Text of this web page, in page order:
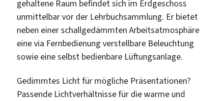
gehaltene Raum befindet sich im Erdgeschoss
unmittelbar vor der Lehrbuchsammlung. Er bietet
neben einer schallgedämmten Arbeitsatmosphäre
eine via Fernbedienung verstellbare Beleuchtung
sowie eine selbst bedienbare Lüftungsanlage.
Gedimmtes Licht für mögliche Präsentationen?
Passende Lichtverhältnisse für die warme und